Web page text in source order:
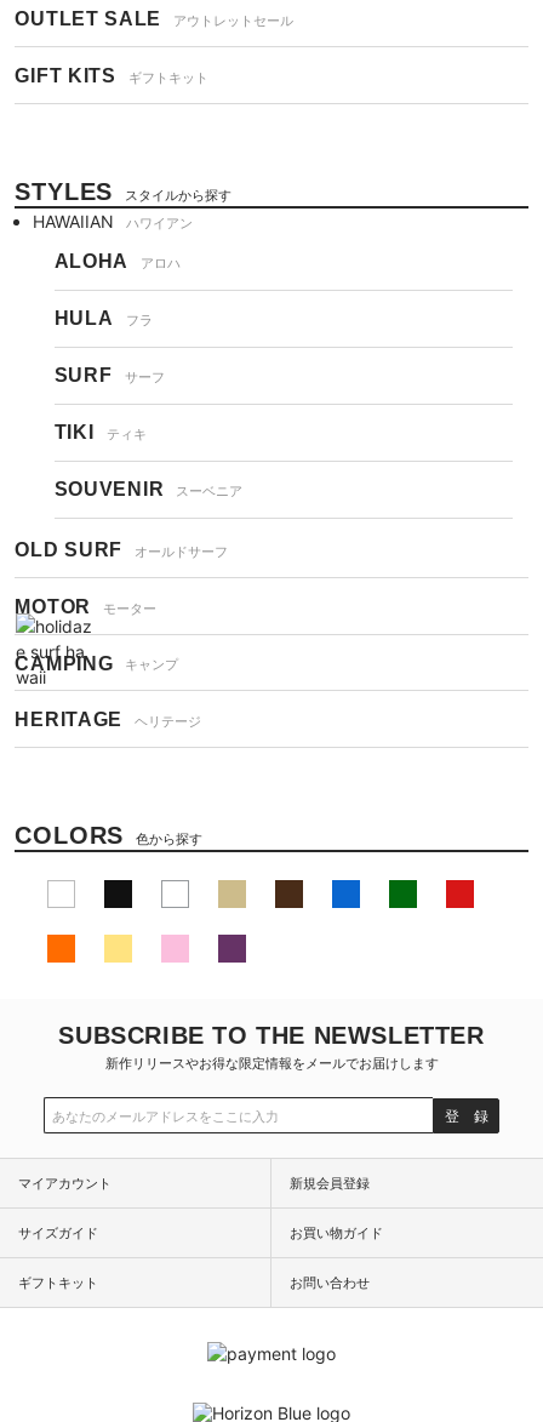
OUTLET SALE アウトレットセール
GIFT KITS ギフトキット
STYLES スタイルから探す
HAWAIIAN ハワイアン
ALOHA アロハ
HULA フラ
SURF サーフ
TIKI ティキ
SOUVENIR スーベニア
OLD SURF オールドサーフ
MOTOR モーター
CAMPING キャンプ
HERITAGE ヘリテージ
COLORS 色から探す
SUBSCRIBE TO THE NEWSLETTER
新作リリースやお得な限定情報をメールでお届けします
登 録
マイアカウント 新規会員登録
サイズガイド お買い物ガイド
ギフトキット お問い合わせ